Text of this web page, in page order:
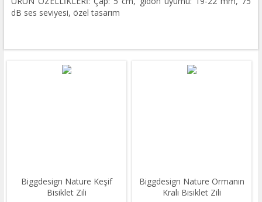
dB ses seviyesi, özel tasarım
Biggdesign Nature Keşif
Bisiklet Zili
Biggdesign Nature Ormanın
Kralı Bisiklet Zili